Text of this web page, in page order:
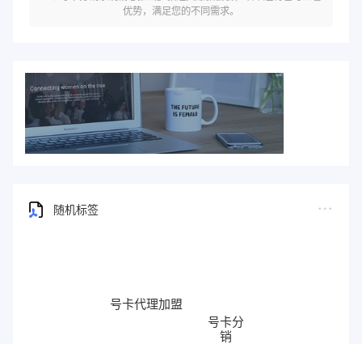
优势，满足您的不同需求。
随机标签
号卡代理加盟
号卡分
销